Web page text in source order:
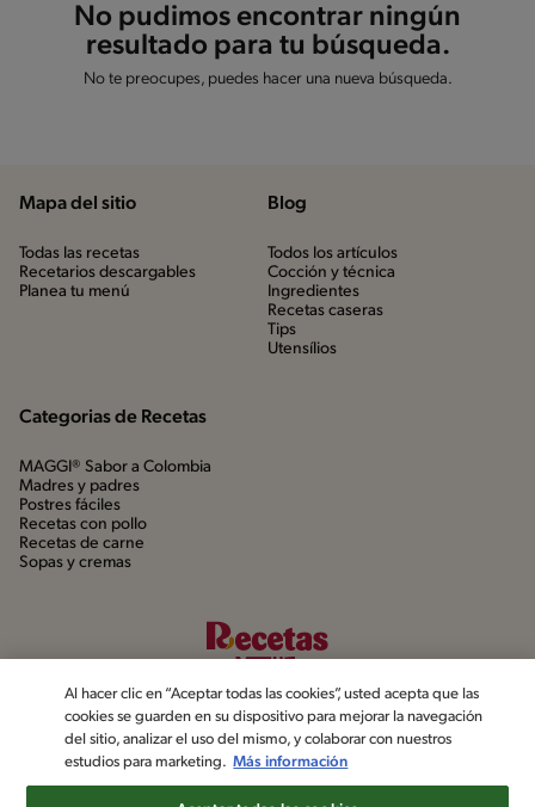
No pudimos encontrar ningún
resultado para tu búsqueda.
No te preocupes, puedes hacer una nueva búsqueda.
Mapa del sitio
Todas las recetas
Recetarios descargables
Planea tu menú
Blog
Todos los artículos
Cocción y técnica
Ingredientes
Recetas caseras
Tips
Utensílios
Categorias de Recetas
MAGGI® Sabor a Colombia
Madres y padres
Postres fáciles
Recetas con pollo
Recetas de carne
Sopas y cremas
Al hacer clic en “Aceptar todas las cookies”, usted acepta que las
cookies se guarden en su dispositivo para mejorar la navegación
del sitio, analizar el uso del mismo, y colaborar con nuestros
estudios para marketing. Más información